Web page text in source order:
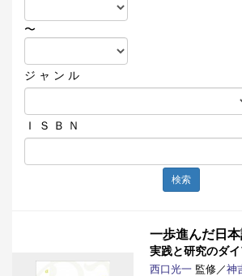
〜
ジ ャ ン ル
Ｉ Ｓ Ｂ Ｎ
検索
一歩進んだ日
実践と研究のダ
西口光一 監修／神